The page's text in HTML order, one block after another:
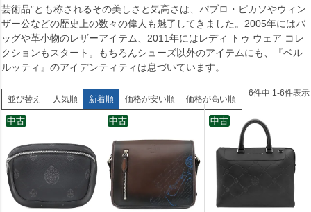
芸術品”とも称されるその美しさと気高さは、パブロ・ピカソやウィン
ザー公などの歴史上の数々の偉人も魅了してきました。2005年にはバ
ッグや革小物のレザーアイテム、2011年にはレディ トゥ ウェア コレ
クションもスタート。もちろんシューズ以外のアイテムにも、『ベル
ルッティ』のアイデンティティは息づいています。
並び替え 人気順 新着順 価格が安い順 価格が高い順
6件中 1-6件表示
中古 中古 中古